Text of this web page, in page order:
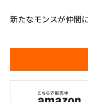
新たなモンスが仲間